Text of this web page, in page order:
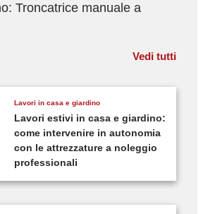
Vedi tutti
Troncatrice manuale a
Lavori in casa e giardino
Lavori estivi in casa e giardino:
come intervenire in autonomia
con le attrezzature a noleggio
professionali